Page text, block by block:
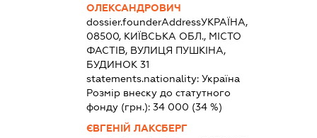
ОЛЕКСАНДРОВИЧ
dossier.founderAddressУКРАЇНА,
08500, КИЇВСЬКА ОБЛ., МІСТО
ФАСТІВ, ВУЛИЦЯ ПУШКІНА,
БУДИНОК 31
statements.nationality: Україна
Розмір внеску до статутного
фонду (грн.): 34 000 (34 %)
ЄВГЕНІЙ ЛАКСБЕРГ